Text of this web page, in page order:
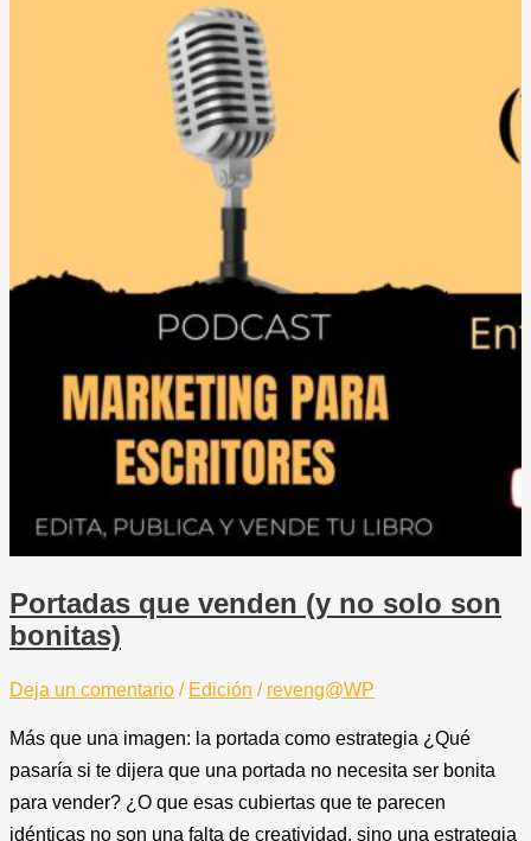
Portadas que venden (y no solo son
bonitas)
Deja un comentario / Edición / reveng@WP
Más que una imagen: la portada como estrategia ¿Qué
pasaría si te dijera que una portada no necesita ser bonita
para vender? ¿O que esas cubiertas que te parecen
idénticas no son una falta de creatividad, sino una estrategia